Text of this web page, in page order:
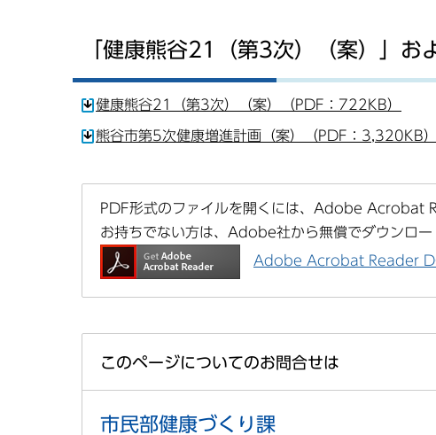
「健康熊谷21（第3次）（案）」お
健康熊谷21（第3次）（案）（PDF：722KB）
熊谷市第5次健康増進計画（案）（PDF：3,320KB）
PDF形式のファイルを開くには、Adobe Acrobat
お持ちでない方は、Adobe社から無償でダウンロー
Adobe Acrobat Reader
このページについてのお問合せは
市民部健康づくり課